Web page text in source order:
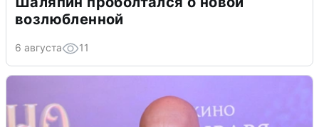
возлюбленной
6 августа 11